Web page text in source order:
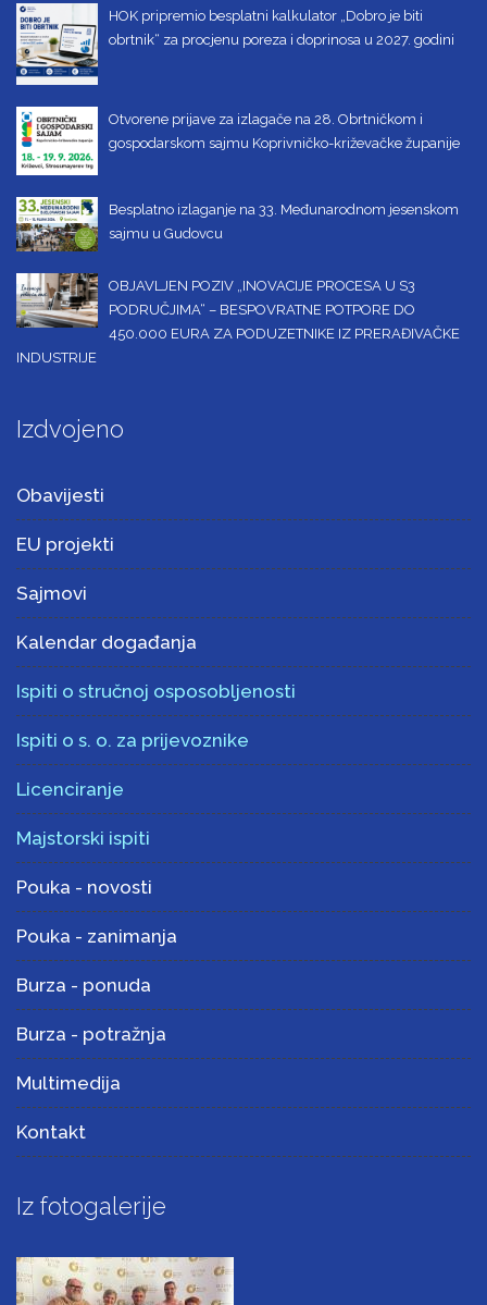
HOK pripremio besplatni kalkulator „Dobro je biti
obrtnik“ za procjenu poreza i doprinosa u 2027. godini
Otvorene prijave za izlagače na 28. Obrtničkom i
gospodarskom sajmu Koprivničko-križevačke županije
Besplatno izlaganje na 33. Međunarodnom jesenskom
sajmu u Gudovcu
OBJAVLJEN POZIV „INOVACIJE PROCESA U S3
PODRUČJIMA“ – BESPOVRATNE POTPORE DO
450.000 EURA ZA PODUZETNIKE IZ PRERAĐIVAČKE
INDUSTRIJE
Izdvojeno
Obavijesti
EU projekti
Sajmovi
Kalendar događanja
Ispiti o stručnoj osposobljenosti
Ispiti o s. o. za prijevoznike
Licenciranje
Majstorski ispiti
Pouka - novosti
Pouka - zanimanja
Burza - ponuda
Burza - potražnja
Multimedija
Kontakt
Iz fotogalerije